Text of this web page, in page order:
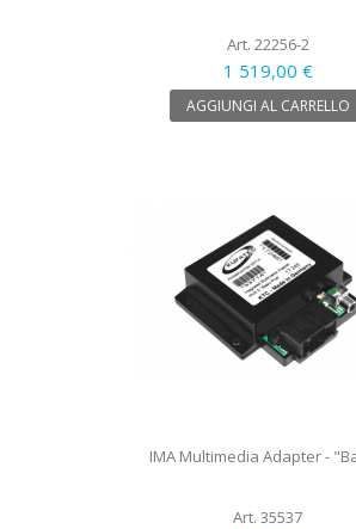
Art. 22256-2
1 519,00 €
AGGIUNGI AL CARRELLO
IMA Multimedia Adapter -
Art. 35537